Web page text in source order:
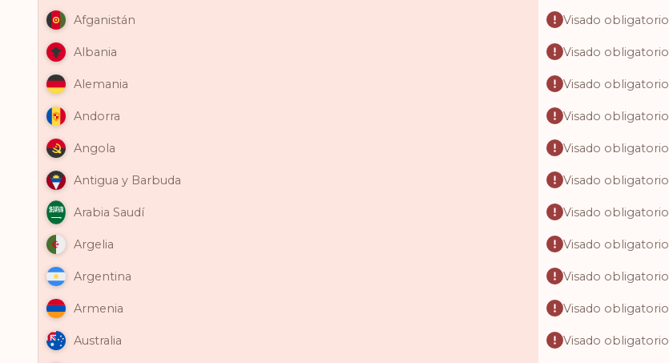
Afganistán Visado obligatorio
Albania Visado obligatorio
Alemania Visado obligatorio
Andorra Visado obligatorio
Angola Visado obligatorio
Antigua y Barbuda Visado obligatorio
Arabia Saudí Visado obligatorio
Argelia Visado obligatorio
Argentina Visado obligatorio
Armenia Visado obligatorio
Australia Visado obligatorio